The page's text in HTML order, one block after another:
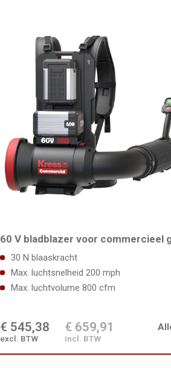
60 V bladblazer voor commercieel
30 N blaaskracht
Max. luchtsnelheid 200 mph
Max. luchtvolume 800 cfm
€ 545,38
excl. BTW
€ 659,91
incl. BTW